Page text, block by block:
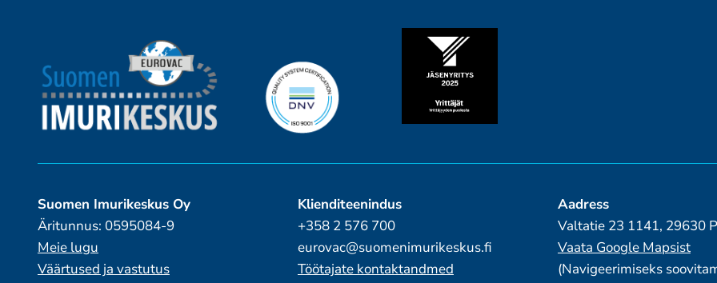
Suomen Imurikeskus Oy
Äritunnus: 0595084-9
Meie lugu
Väärtused ja vastutus
Klienditeenindus
+358 2 576 700
eurovac@suomenimurikeskus.fi
Töötajate kontaktandmed
Aadress
Valtatie 23 1141, 29630
Vaata Google Mapsist
(Navigeerimiseks